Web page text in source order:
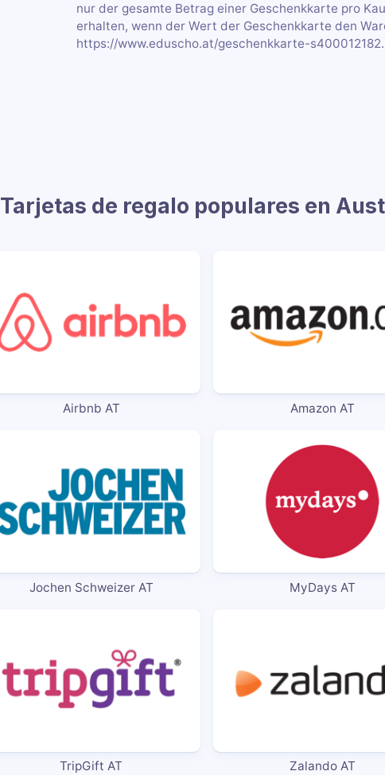
nur der gesamte Betrag einer Geschenkkarte pro
erhalten, wenn der Wert der Geschenkkarte den
https://www.eduscho.at/geschenkkarte-
Tarjetas de regalo populares en
Airbnb AT Amazon AT
Jochen Schweizer AT MyDays AT
TripGift AT Zalando AT